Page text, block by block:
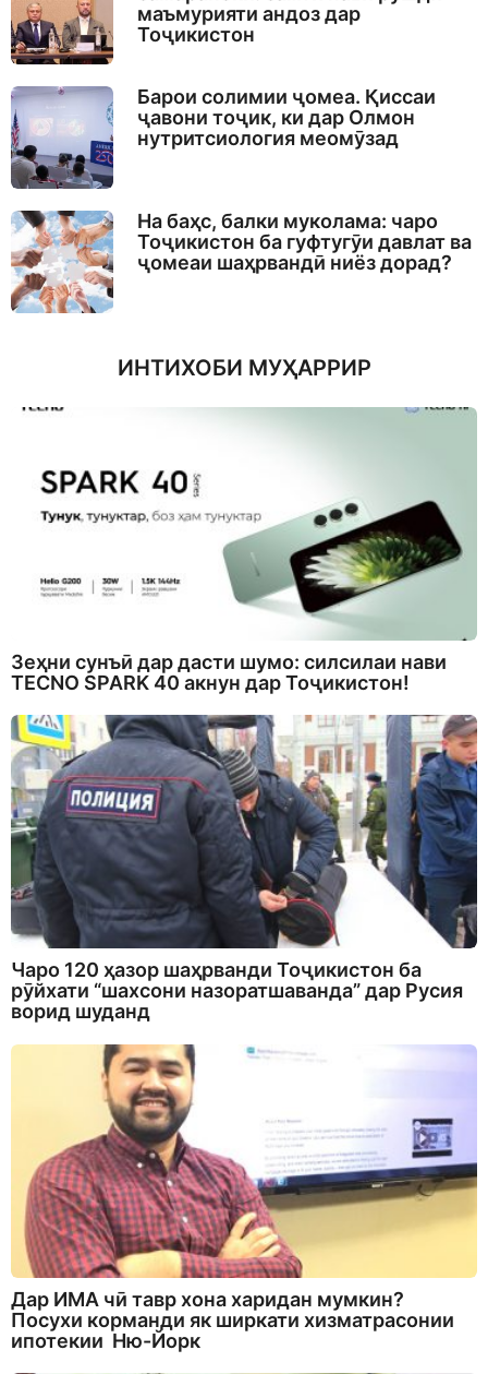
маъмурияти андоз дар
Тоҷикистон
Барои солимии ҷомеа. Қиссаи
ҷавони тоҷик, ки дар Олмон
нутритсиология меомӯзад
На баҳс, балки муколама: чаро
Тоҷикистон ба гуфтугӯи давлат ва
ҷомеаи шаҳрвандӣ ниёз дорад?
ИНТИХОБИ МУҲАРРИР
Зеҳни сунъӣ дар дасти шумо: силсилаи нави
TECNO SPARK 40 акнун дар Тоҷикистон!
Чаро 120 ҳазор шаҳрванди Тоҷикистон ба
рӯйхати “шахсони назоратшаванда” дар Русия
ворид шуданд
Дар ИМА чӣ тавр хона харидан мумкин?
Посухи корманди як ширкати хизматрасонии
ипотекии Ню-Йорк